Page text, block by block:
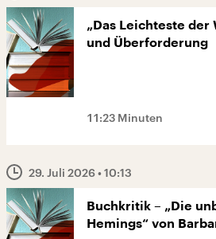
„Das Leichteste der
und Überforderung
11:23 Minuten
29. Juli 2026• 10:13
Buchkritik – „Die
Hemings“ von